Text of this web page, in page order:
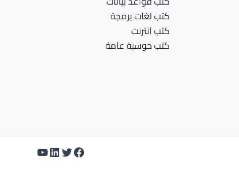
كتب لغات برمجة
كتب انترنت
كتب حوسبة عامة
فيسبوك
تويتر
لينكد إنيوتيوب